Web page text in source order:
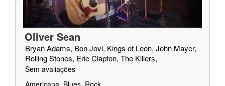
Oliver Sean
Bryan Adams, Bon Jovi, Kings of Leon, John Mayer,
Rolling Stones, Eric Clapton, The Killers,
Sem avaliações
Americana, Blues, Rock